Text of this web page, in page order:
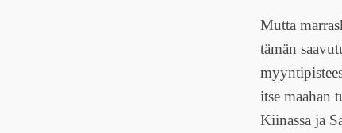
Mutta
tämän
itse maahan
Kiinassa ja